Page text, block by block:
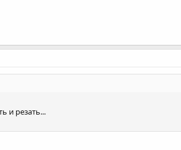
и резать...